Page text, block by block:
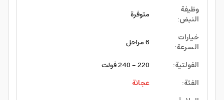
وظيفة
النبض:
متوفرة
خيارات
السرعة:
6 مراحل
الفولتية:
220 - 240 فولت
الفئة:
عجانة